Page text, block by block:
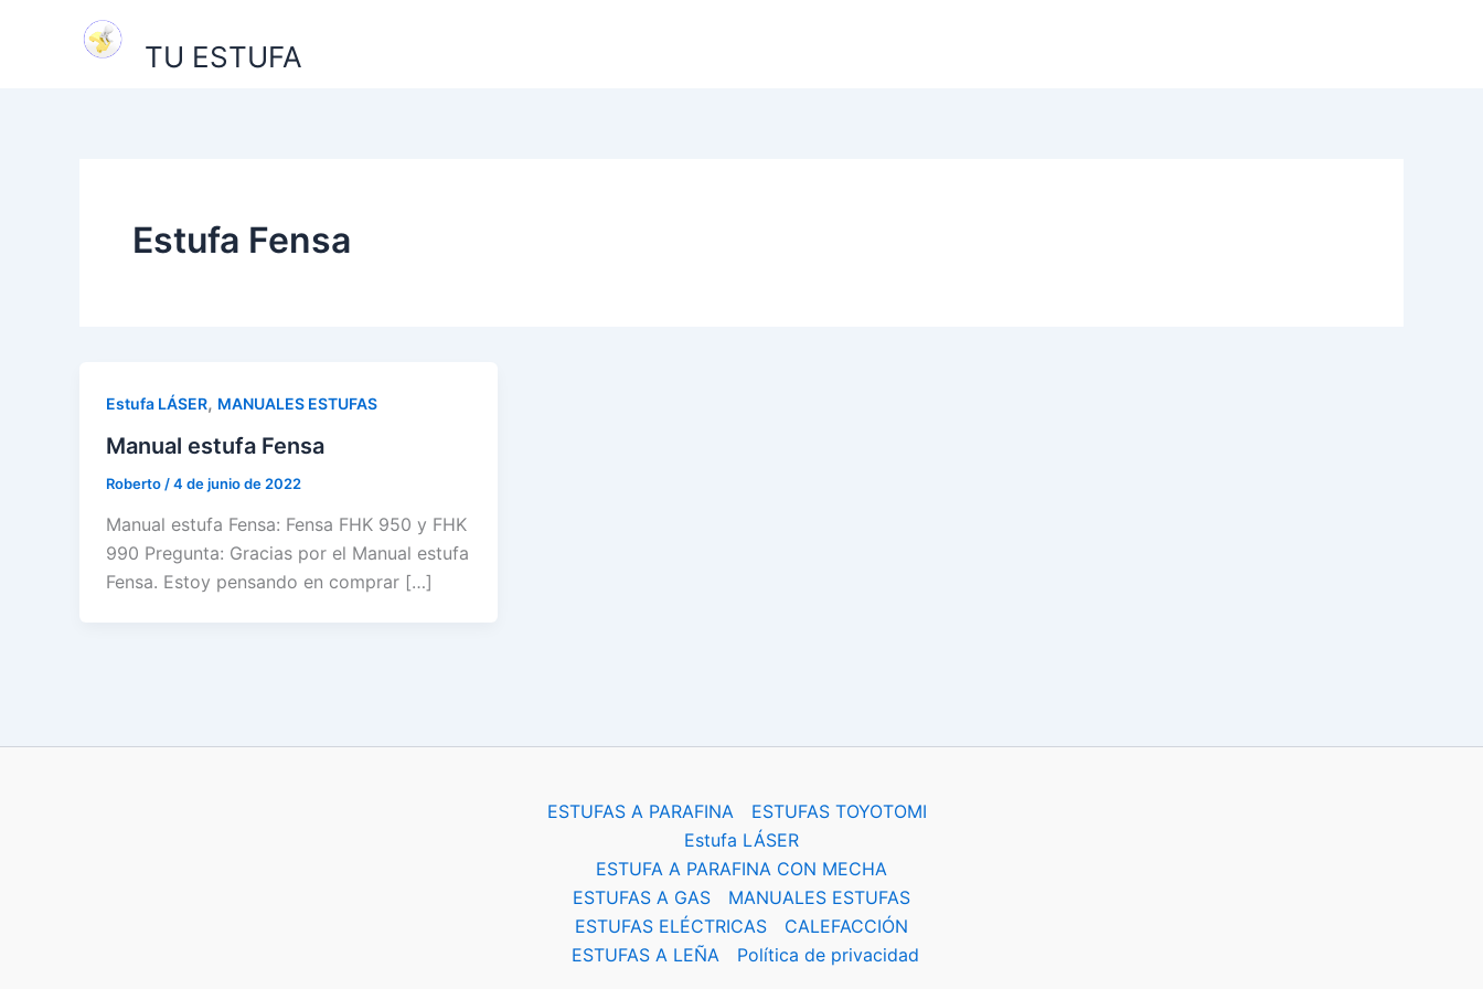
TU ESTUFA
Estufa Fensa
Estufa LÁSER, MANUALES ESTUFAS
Manual estufa Fensa
Roberto /4 de junio de 2022
Manual estufa Fensa: Fensa FHK 950 y FHK
990 Pregunta: Gracias por el Manual estufa
Fensa. Estoy pensando en comprar […]
ESTUFAS A PARAFINA
ESTUFAS TOYOTOMI
Estufa LÁSER
ESTUFA A PARAFINA CON MECHA
ESTUFAS A GAS
MANUALES ESTUFAS
ESTUFAS ELÉCTRICAS
CALEFACCIÓN
ESTUFAS A LEÑA
Política de privacidad